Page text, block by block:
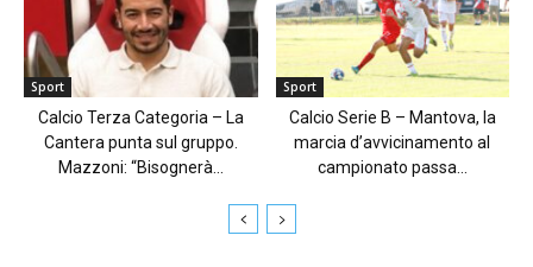
Sport
Calcio Terza Categoria – La
Cantera punta sul gruppo.
Mazzoni: “Bisognerà...
Sport
Calcio Serie B – Mantova, la
marcia d’avvicinamento al
campionato passa...